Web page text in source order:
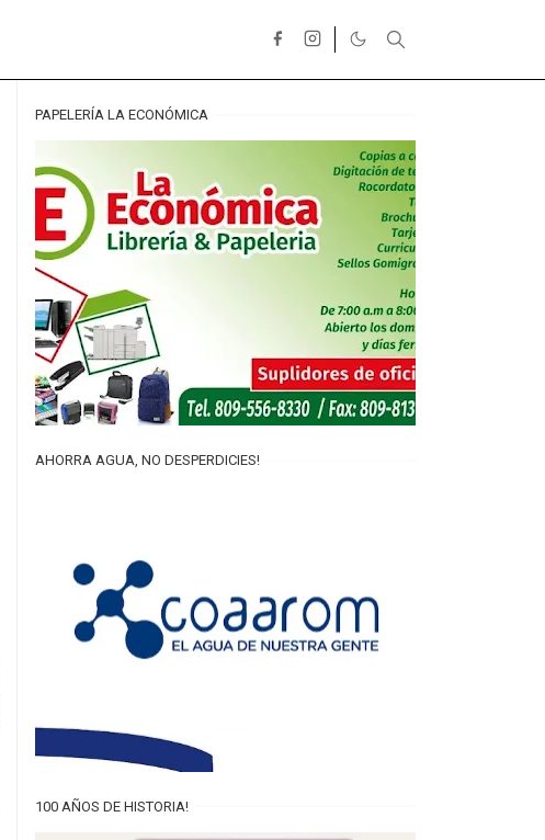
PAPELERÍA LA ECONÓMICA
AHORRA AGUA, NO DESPERDICIES!
100 AÑOS DE HISTORIA!